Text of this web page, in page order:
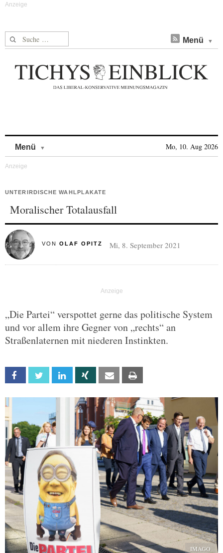
Suche nach: Menü
Menü Mo, 10. Aug 2026
UNTERIRDISCHE WAHLPLAKATE
Moralischer Totalausfall
VON OLAF OPITZ Mi, 8. September 2021
„Die Partei“ verspottet gerne das politische System
und vor allem ihre Gegner von „rechts“ an
Straßenlaternen mit niederen Instinkten.
Facebook Twitter Linkedin Xing Email
IMAGO